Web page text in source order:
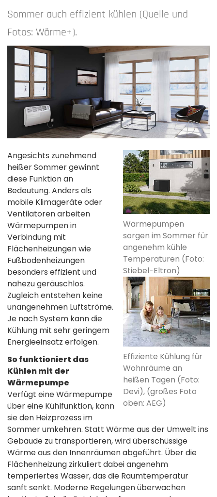
Sommer auch effizient kühlen (Quelle und
Fotos: Wärme+).
Wärmepumpen
sorgen im Sommer für
angenehm kühle
Temperaturen (Foto:
Stiebel-Eltron)
Effiziente Kühlung für
Wohnräume an
heißen Tagen (Foto:
Devi), (großes Foto
oben: AEG)
Angesichts zunehmend
heißer Sommer gewinnt
diese Funktion an
Bedeutung. Anders als
mobile Klimageräte oder
Ventilatoren arbeiten
Wärmepumpen in
Verbindung mit
Flächenheizungen wie
Fußbodenheizungen
besonders effizient und
nahezu geräuschlos.
Zugleich entstehen keine
unangenehmen Luftströme.
Je nach System kann die
Kühlung mit sehr geringem
Energieeinsatz erfolgen.
So funktioniert das
Kühlen mit der
Wärmepumpe
Verfügt eine Wärmepumpe
über eine Kühlfunktion, kann
sie den Heizprozess im
Sommer umkehren. Statt Wärme aus der Umwelt ins
Gebäude zu transportieren, wird überschüssige
Wärme aus den Innenräumen abgeführt. Über die
Flächenheizung zirkuliert dabei angenehm
temperiertes Wasser, das die Raumtemperatur
sanft senkt. Moderne Regelungen überwachen